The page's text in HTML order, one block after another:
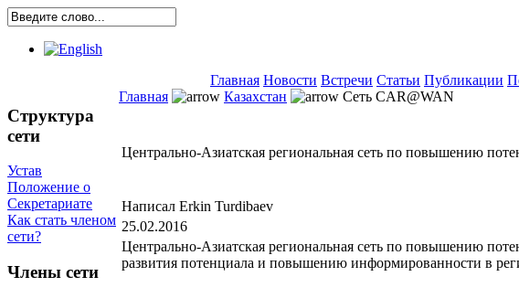
Главная Новости Встречи Статьи Публикации
Структура
сети
Устав
Положение о
Секретариате
Как стать членом
сети?
Члены сети
Главная Казахстан Сеть CAR@WAN
Центрально-Азиатская региональная сеть по повышению
Написал Erkin Turdibaev
25.02.2016
Центрально-Азиатская региональная сеть по повышению
развития потенциала и повышению информированности в